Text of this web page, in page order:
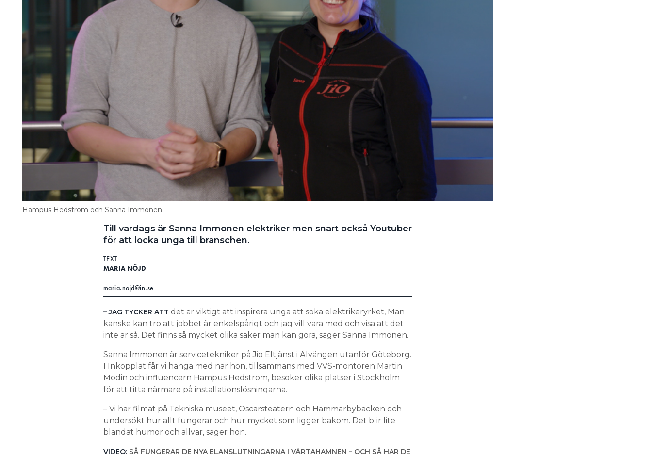
SEARCH
Hampus Hedström och Sanna Immonen.
Till vardags är Sanna Immonen elektriker men snart också Youtuber
för att locka unga till branschen.
TEXT
MARIA NÖJD
maria.nojd@in.se
– JAG TYCKER ATT det är viktigt att inspirera unga att söka elektrikeryrket, Man
kanske kan tro att jobbet är enkelspårigt och jag vill vara med och visa att det
inte är så. Det finns så mycket olika saker man kan göra, säger Sanna Immonen.
Sanna Immonen är servicetekniker på Jio Eltjänst i Älvängen utanför Göteborg.
I Inkopplat får vi hänga med när hon, tillsammans med VVS-montören Martin
Modin och influencern Hampus Hedström, besöker olika platser i Stockholm
för att titta närmare på installationslösningarna.
– Vi har filmat på Tekniska museet, Oscarsteatern och Hammarbybacken och
undersökt hur allt fungerar och hur mycket som ligger bakom. Det blir lite
blandat humor och allvar, säger hon.
VIDEO: SÅ FUNGERAR DE NYA ELANSLUTNINGARNA I VÄRTAHAMNEN – OCH SÅ HAR DE